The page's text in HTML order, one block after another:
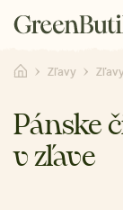
Zľavy
Pánske
v zľave